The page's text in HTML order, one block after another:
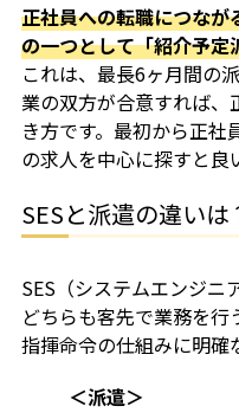
正社員への転職につなが
の一つとして「紹介予定
これは、最長6ヶ月間の
業の双方が合意すれば、
き方です。最初から正
の求人を中心に探すと良
SESと派遣の違いは
SES（システムエンジニ
どちらも客先で業務を
指揮命令の仕組みに明確
＜派遣＞